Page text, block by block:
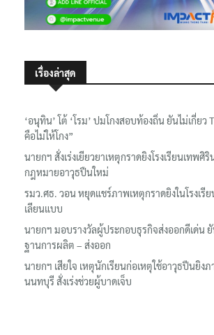
เรื่องล่าสุด
‘อนุทิน’ โต้ ‘โรม’ ปมโกงสอบท้องถิ่น ยันไม่เกี่ยว
คือไม่ให้โกง”
นายกฯ สั่งเร่งเยียวยาเหตุกราดยิงโรงเรียนเทพศิ
กฎหมายอาวุธปืนใหม่
รมว.ศธ. วอน หยุดแชร์ภาพเหตุกราดยิงในโรงเรี
เลียนแบบ
นายกฯ มอบรางวัลผู้ประกอบธุรกิจส่งออกดีเด่น
ฐานการผลิต – ส่งออก
นายกฯ เสียใจ เหตุนักเรียนก่อเหตุใช้อาวุธปืนยิงภ
นนทบุรี สั่งเร่งช่วยผู้บาดเจ็บ